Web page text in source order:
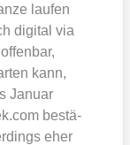
lau­fen
digi­tal via
kann,
Janu­ar
bestä­
eher